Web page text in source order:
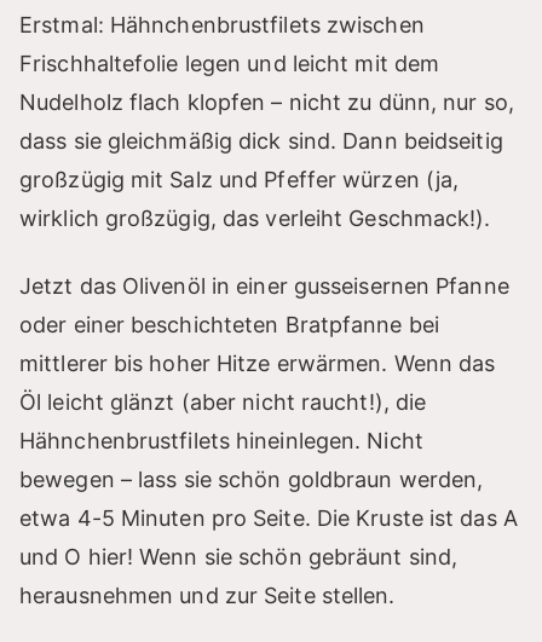
Erstmal: Hähnchenbrustfilets zwischen
Frischhaltefolie legen und leicht mit dem
Nudelholz flach klopfen – nicht zu dünn, nur so,
dass sie gleichmäßig dick sind. Dann beidseitig
großzügig mit Salz und Pfeffer würzen (ja,
wirklich großzügig, das verleiht Geschmack!).
Jetzt das Olivenöl in einer gusseisernen Pfanne
oder einer beschichteten Bratpfanne bei
mittlerer bis hoher Hitze erwärmen. Wenn das
Öl leicht glänzt (aber nicht raucht!), die
Hähnchenbrustfilets hineinlegen. Nicht
bewegen – lass sie schön goldbraun werden,
etwa 4-5 Minuten pro Seite. Die Kruste ist das A
und O hier! Wenn sie schön gebräunt sind,
herausnehmen und zur Seite stellen.